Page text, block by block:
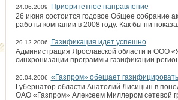
24.06.2009
Приоритетное направление
26 июня состоится годовое Общее собрание
работы компании в 2008 году. Как бы ни
29.12.2006
Газификация идет успешно
Администрация Ярославской области и ООО
синхронизации программы газификации
26.04.2006 «Газпром» обещает
Губернатор области Анатолий Лисицын в
ОАО «Газпром» Алексеем Миллером сетевой